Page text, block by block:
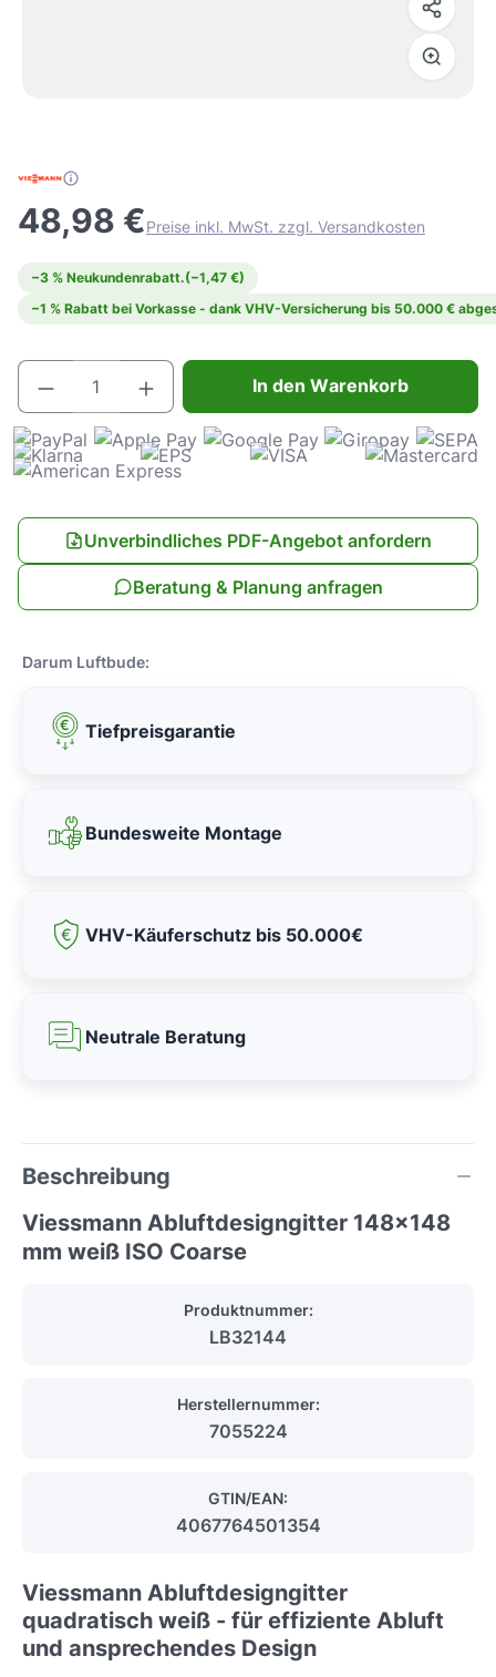
48,98 €Preise inkl. MwSt. zzgl. Versandkosten
−3 % Neukundenrabatt.(−1,47 €)
−1 % Rabatt bei Vorkasse - dank VHV-Versicherung bis 50.000 €
Produkt Anzahl: Gib den gewünschten
In den Warenkorb
Unverbindliches PDF-Angebot anfordern
Beratung & Planung anfragen
Darum Luftbude:
Tiefpreisgarantie
Bundesweite Montage
VHV-Käuferschutz bis 50.000€
Neutrale Beratung
Beschreibung
Viessmann Abluftdesigngitter 148x148
mm weiß ISO Coarse
Produktnummer:
LB32144
Herstellernummer:
7055224
GTIN/EAN:
4067764501354
Viessmann Abluftdesigngitter
quadratisch weiß - für effiziente Abluft
und ansprechendes Design